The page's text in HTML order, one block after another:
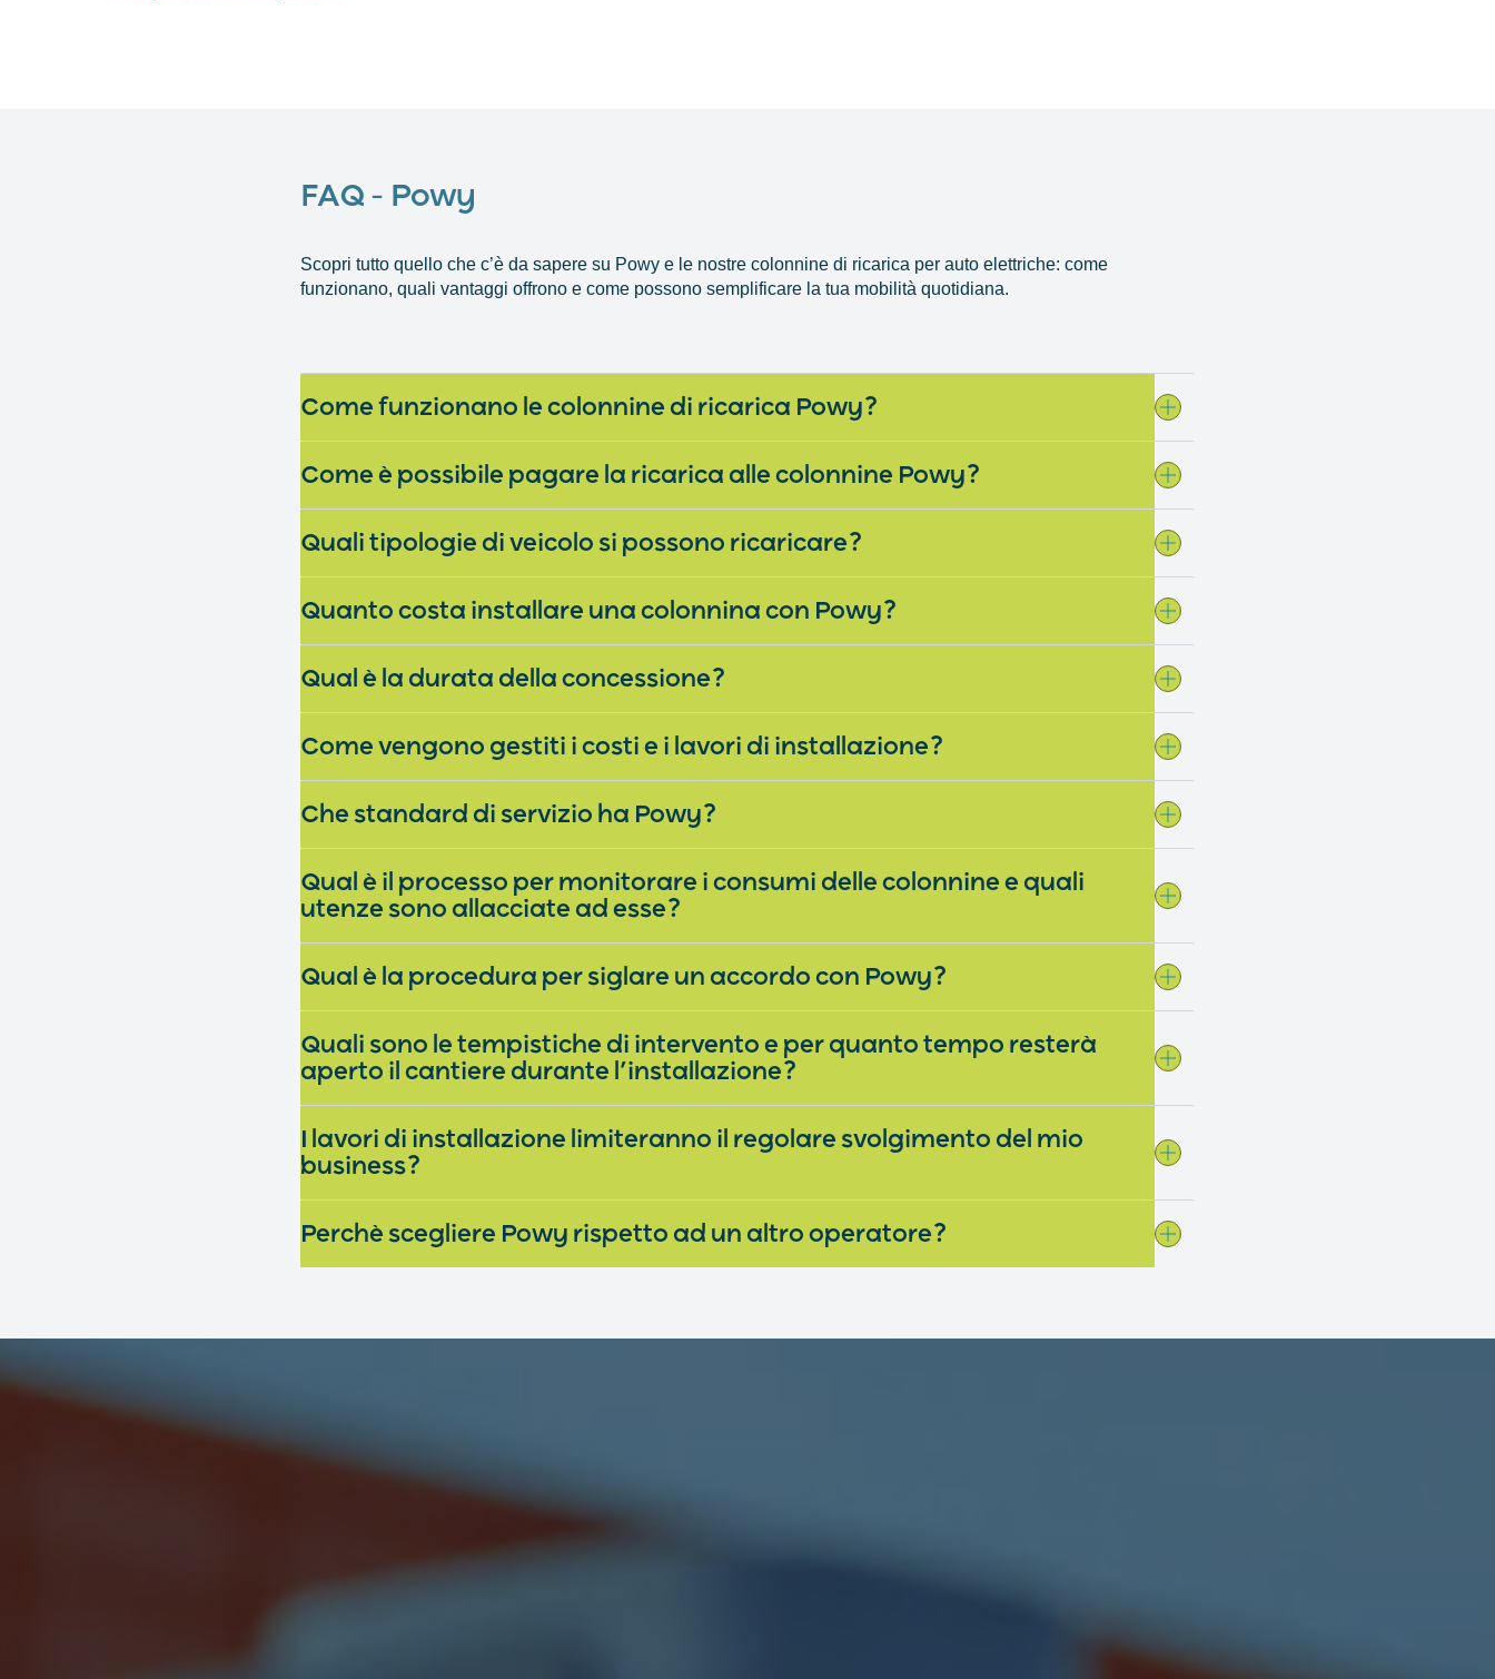
FAQ – Powy
Scopri tutto quello che c’è da sapere su Powy e le nostre colonnine di ricarica per auto elettriche: come
funzionano, quali vantaggi offrono e come possono semplificare la tua mobilità quotidiana.
Come funzionano le colonnine di ricarica Powy?
Come è possibile pagare la ricarica alle colonnine Powy?
Quali tipologie di veicolo si possono ricaricare?
Quanto costa installare una colonnina con Powy?
Qual è la durata della concessione?
Come vengono gestiti i costi e i lavori di installazione?
Che standard di servizio ha Powy?
Qual è il processo per monitorare i consumi delle colonnine e quali
utenze sono allacciate ad esse?
Qual è la procedura per siglare un accordo con Powy?
Quali sono le tempistiche di intervento e per quanto tempo resterà
aperto il cantiere durante l’installazione?
I lavori di installazione limiteranno il regolare svolgimento del mio
business?
Perchè scegliere Powy rispetto ad un altro operatore?